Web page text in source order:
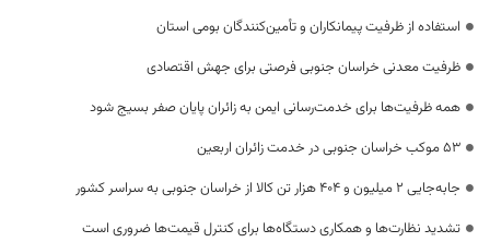
استفاده از ظرفیت پیمانکاران و تأمین‌کنندگان بومی استان
ظرفیت معدنی خراسان جنوبی فرصتی برای جهش اقتصادی
همه ظرفیت‌ها برای خدمت‌رسانی ایمن به زائران پایان صفر بسیج شود
53 موکب خراسان جنوبی در خدمت زائران اربعین
جابه‌جایی 2 میلیون و 404 هزار تن کالا از خراسان جنوبی به سراسر کشور
تشدید نظارت‌ها و همکاری دستگاه‌ها برای کنترل قیمت‌ها ضروری است